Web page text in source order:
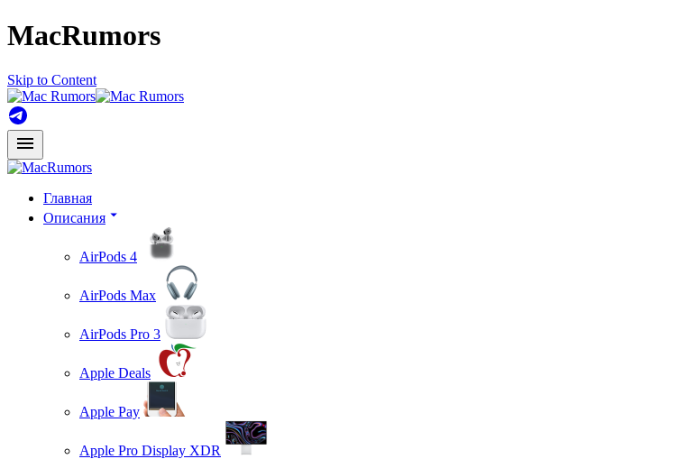
MacRumors
Skip to Content
Главная
Описания
AirPods 4
AirPods Max
AirPods Pro 3
Apple Deals
Apple Pay
Apple Pro Display XDR